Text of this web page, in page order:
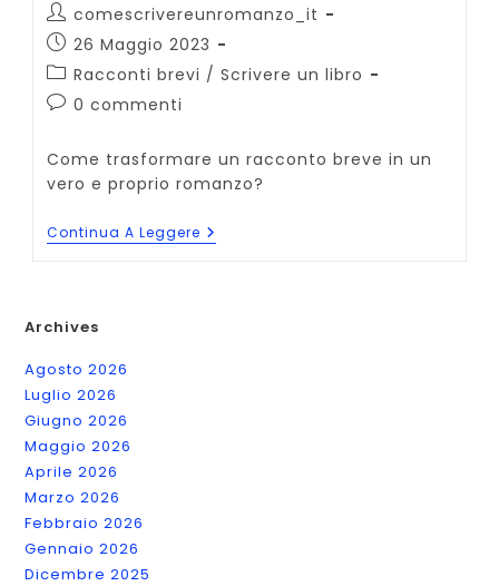
Autore
dell'articolo:
comescrivereunromanzo_it
Articolo
pubblicato:
26 Maggio 2023
Categoria
dell'articolo:
Racconti brevi / Scrivere un libro
Commenti
0 commenti
Come trasformare un racconto breve in un
vero e proprio romanzo?
Continua A Leggere Come
Trasformare
Archives
Agosto 2026
Luglio 2026
Giugno 2026
Maggio 2026
Aprile 2026
Marzo 2026
Febbraio 2026
Gennaio 2026
Dicembre 2025